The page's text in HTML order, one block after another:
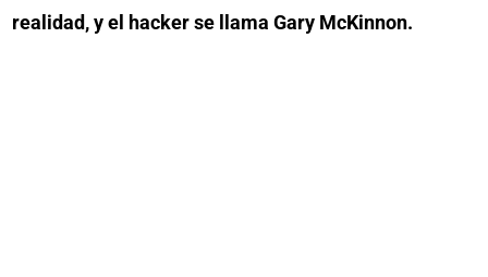
realidad, y el hacker se llama Gary McKinnon.